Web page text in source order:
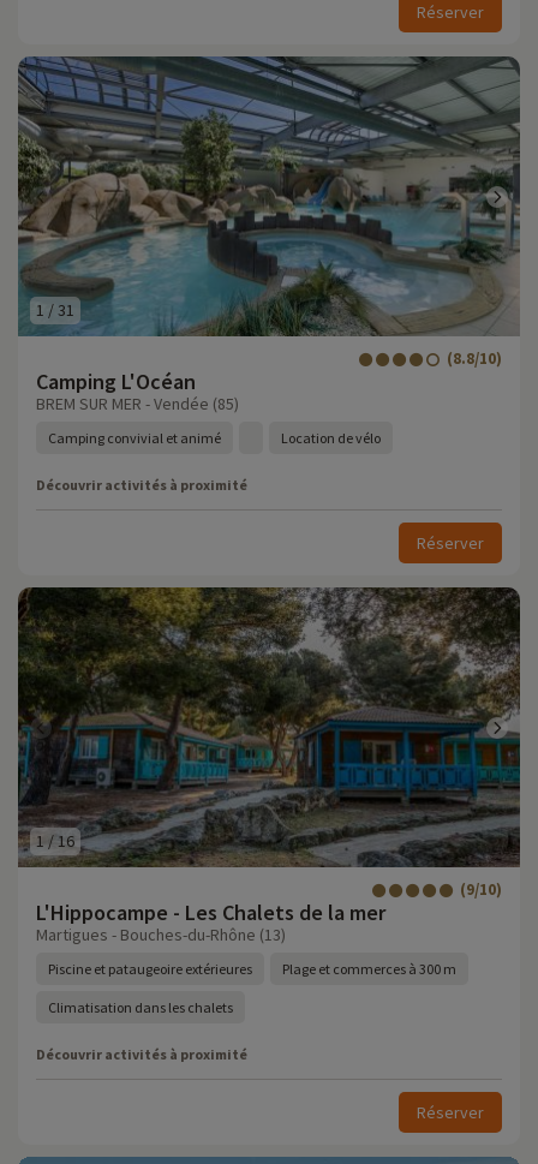
Réserver
1 /31
Camping L'Océan
(8.8/10)
BREM SUR MER - Vendée (85)
Camping convivial et animé Location de vélo
Découvrir activités à proximité
Réserver
1 / 16
L'Hippocampe - Les Chalets de la mer
(9/10)
Martigues - Bouches-du-Rhône (13)
Piscine et pataugeoire extérieures Plage et commerces à 300 m
Climatisation dans les chalets
Découvrir activités à proximité
Réserver